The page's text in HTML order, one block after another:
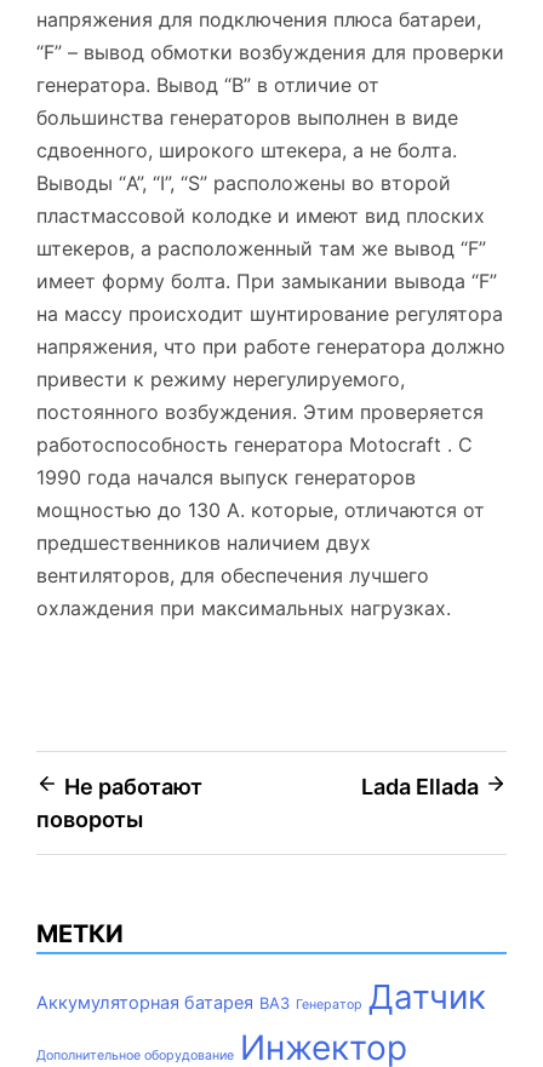
напряжения для подключения плюса батареи,
“F” – вывод обмотки возбуждения для проверки
генератора. Вывод “B” в отличие от
большинства генераторов выполнен в виде
сдвоенного, широкого штекера, а не болта.
Выводы “A”, “I”, “S” расположены во второй
пластмассовой колодке и имеют вид плоских
штекеров, а расположенный там же вывод “F”
имеет форму болта. При замыкании вывода “F”
на массу происходит шунтирование регулятора
напряжения, что при работе генератора должно
привести к режиму нерегулируемого,
постоянного возбуждения. Этим проверяется
работоспособность генератора Motocraft . С
1990 года начался выпуск генераторов
мощностью до 130 А. которые, отличаются от
предшественников наличием двух
вентиляторов, для обеспечения лучшего
охлаждения при максимальных нагрузках.
Навигация
по
Не работают
повороты
Lada Ellada
МЕТКИ
Аккумуляторная батарея ВАЗ Генератор Датчик
Дополнительное оборудование Инжектор